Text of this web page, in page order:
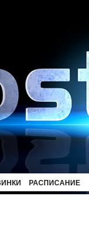
РАСПИСАНИЕ